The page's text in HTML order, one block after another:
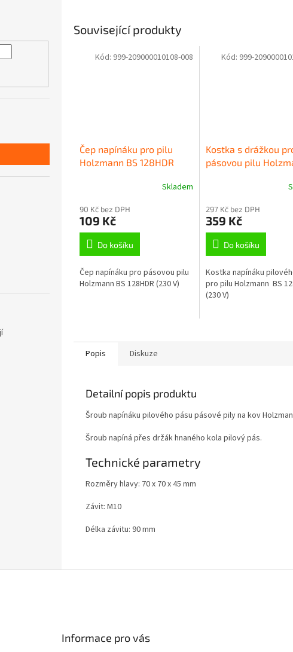
Související produkty
Čep napínáku pro pilu
Holzmann BS 128HDR
Skladem
90 Kč bez DPH
109 Kč
Do košíku
Čep napínáku pro pásovou pilu
Holzmann BS 128HDR (230 V)
Kód: 999-209000010108-008
Kostka s drážkou
pásovou pilu
297 Kč bez DPH
359 Kč
Do košíku
Kostka napínáku
pro pilu Holzmann BS
(230 V)
Kód: 999-
Popis Diskuze
Detailní popis produktu
Šroub napínáku pilového pásu pásové pily na kov
Šroub napíná přes držák hnaného kola pilový pás.
Technické parametry
Rozměry hlavy: 70 x 70 x 45 mm
Závit: M10
Délka závitu: 90 mm
Informace pro vás